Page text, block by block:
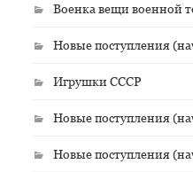
Военка вещи военной
Новые поступления
Игрушки СССР
Новые поступления
Новые поступления